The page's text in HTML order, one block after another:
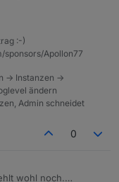
:-)
sponsors/Apollon77
-> Instanzen ->
ändern
Admin schneidet
0
wohl noch.